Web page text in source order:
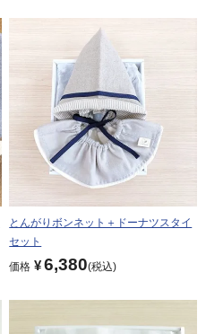
とんがりボンネット＋ドーナツスタイ
セット
価格 ¥6,380 税込